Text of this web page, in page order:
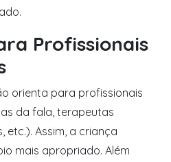
Profissionais
orienta para profissionais
da fala, terapeutas
etc.). Assim, a criança
mais apropriado. Além